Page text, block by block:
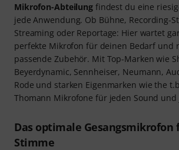
Mikrofon-Abteilung findest du eine
jede Anwendung. Ob Bühne, Recording-
Streaming oder Reportage: Hier wartet
perfekte Mikrofon für deinen Bedarf und
passende Zubehör. Mit Top-Marken wie
Beyerdynamic, Sennheiser, Neumann,
Rode und starken Eigenmarken wie the
Thomann Mikrofone für jeden Sound und
Das optimale Gesangsmikrofon
Stimme